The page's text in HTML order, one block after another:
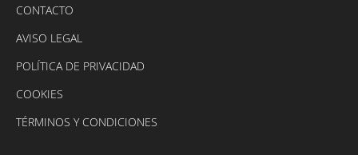
CONTACTO
AVISO LEGAL
POLÍTICA DE PRIVACIDAD
COOKIES
TÉRMINOS Y CONDICIONES